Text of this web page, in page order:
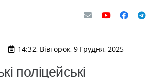
14:32, Вівторок, 9 Грудня, 2025
поліцейські